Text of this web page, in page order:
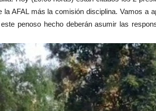
la AFAL más la comisión disciplina. Vamos a
penoso hecho deberán asumir las